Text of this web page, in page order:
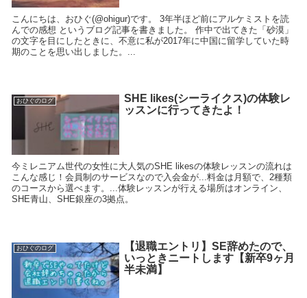
こんにちは、おひぐ(@ohigur)です。 3年半ほど前にアルケミストを読
んでの感想 というブログ記事を書きました。 作中で出てきた「砂漠」
の文字を目にしたときに、不意に私が2017年に中国に留学していた時
期のことを思い出しました。...
おひぐのログ
SHE likes(シーライクス)の体験レ
ッスンに行ってきたよ！
今ミレニアム世代の女性に大人気のSHE likesの体験レッスンの流れは
こんな感じ！会員制のサービスなので入会金が...料金は月額で、2種類
のコースから選べます。...体験レッスンが行える場所はオンライン、
SHE青山、SHE銀座の3拠点。
おひぐのログ
【退職エントリ】SE辞めたので、
いっときニートします【新卒9ヶ月
半未満】